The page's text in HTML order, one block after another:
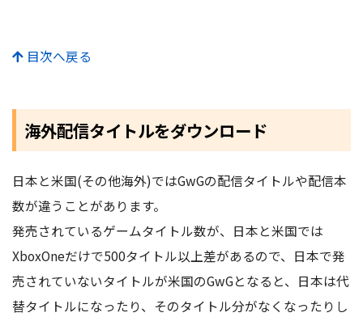
目次へ戻る
海外配信タイトルをダウンロード
日本と米国(その他海外)ではGwGの配信タイトルや配信本
数が違うことがあります。
発売されているゲームタイトル数が、日本と米国では
XboxOneだけで500タイトル以上差があるので、日本で発
売されていないタイトルが米国のGwGとなると、日本は代
替タイトルになったり、そのタイトル分がなくなったりし